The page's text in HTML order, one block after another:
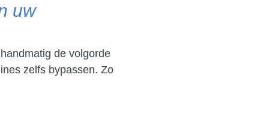
uw
de volgorde
zelfs bypassen. Zo